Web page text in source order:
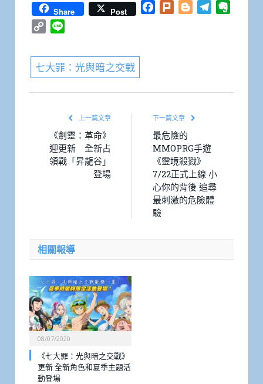
Share Post Facebook
Plurk BloggerTelegram
Copy
七大罪：光與暗之交戰
上一篇文章
《劍靈：革命》
迎更新 全新占
領戰「昇龍谷」
登場
下一篇文章
最危險的
MMOPRG手遊
《靈境殺戮》
7/22正式上線 小
心你的背後 追尋
最刺激的危險體
驗
相關報導
08/07/2020
《七大罪：光與暗之交戰》
更新 全新角色和夏季主題活
動登場